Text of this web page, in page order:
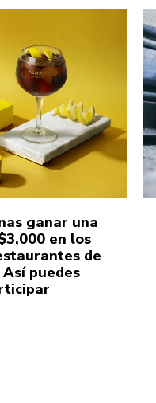
ganar una
en los
de
Así puedes